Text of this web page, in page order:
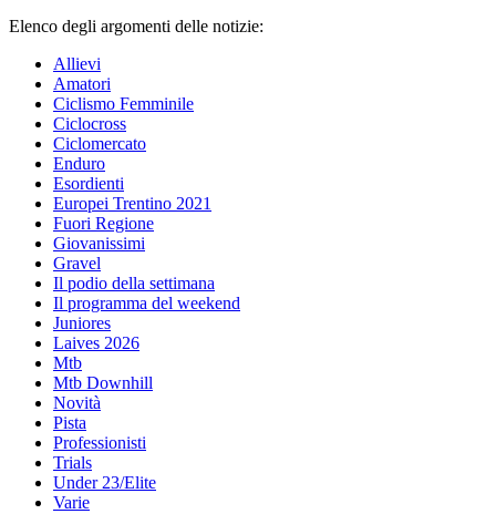
Elenco degli argomenti delle notizie:
Allievi
Amatori
Ciclismo Femminile
Ciclocross
Ciclomercato
Enduro
Esordienti
Europei Trentino 2021
Fuori Regione
Giovanissimi
Gravel
Il podio della settimana
Il programma del weekend
Juniores
Laives 2026
Mtb
Mtb Downhill
Novità
Pista
Professionisti
Trials
Under 23/Elite
Varie